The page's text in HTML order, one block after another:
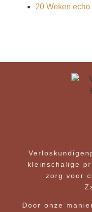
20 Weken echo
kleinschalige
zorg voor
Door onze